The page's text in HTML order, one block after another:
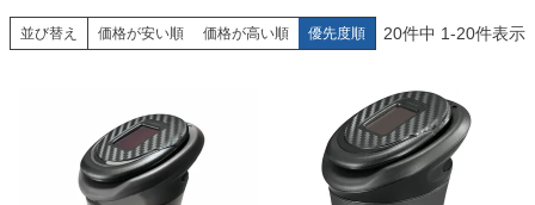
並び替え 価格が安い順 価格が高い順 優先度順 20件中 1-20件表示